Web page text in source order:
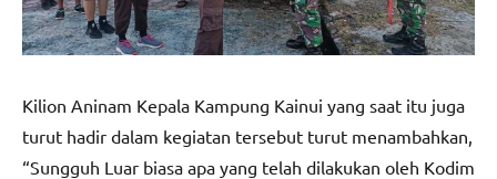
Kilion Aninam Kepala Kampung Kainui yang saat itu juga
turut hadir dalam kegiatan tersebut turut menambahkan,
“Sungguh Luar biasa apa yang telah dilakukan oleh Kodim